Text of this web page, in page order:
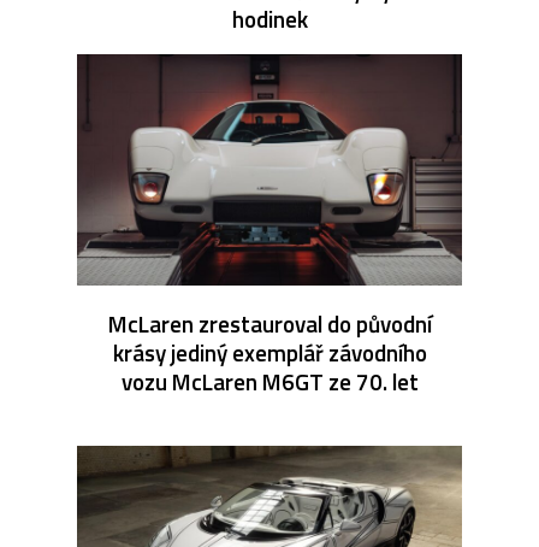
hodinek
McLaren zrestauroval do původní
krásy jediný exemplář závodního
vozu McLaren M6GT ze 70. let